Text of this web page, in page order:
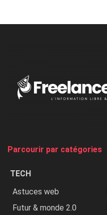
Parcourir par catégories
TECH
Astuces web
Futur & monde 2.0